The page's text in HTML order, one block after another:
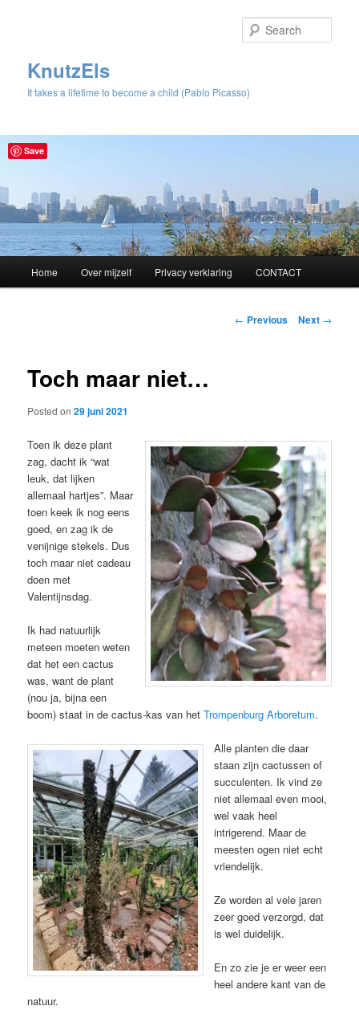
KnutzEls
It takes a lifetime to become a child (Pablo Picasso)
Skip
content
Home Over mijzelf Privacy verklaring CONTACT
Post
← Previous Next →
Toch maar niet…
Posted on29 juni 2021
Toen ik deze plant
zag, dacht ik “wat
leuk, dat lijken
allemaal hartjes”. Maar
toen keek ik nog eens
goed, en zag ik de
venijnige stekels. Dus
toch maar niet cadeau
doen met
Valentijnsdag.
Ik had natuurlijk
meteen moeten weten
dat het een cactus
was, want de plant
(nou ja, bijna een
boom) staat in de cactus-kas van hetTrompenburg Arboretum.
Alle planten die daar
staan zijn cactussen of
succulenten. Ik vind ze
niet allemaal even mooi,
wel vaak heel
intrigerend. Maar de
meesten ogen niet echt
vriendelijk.
Ze worden al vele jaren
zeer goed verzorgd, dat
is wel duidelijk.
En zo zie je er weer een
heel andere kant van de
natuur.
Save